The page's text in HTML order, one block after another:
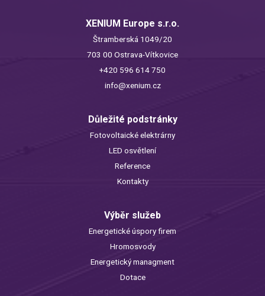
XENIUM Europe s.r.o.
Štramberská 1049/20
703 00 Ostrava-Vítkovice
+420 596 614 750
info@xenium.cz
Důležité podstránky
Fotovoltaické elektrárny
LED osvětlení
Reference
Kontakty
Výběr služeb
Energetické úspory firem
Hromosvody
Energetický managment
Dotace